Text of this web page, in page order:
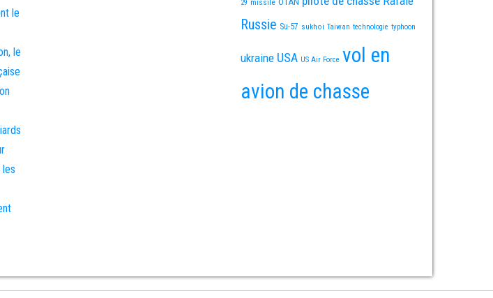
le
le
29 missile
Russie Su-57 sukhoi Taiwan technologie typhoon
ukraine USA US Air Force vol en
avion de chasse